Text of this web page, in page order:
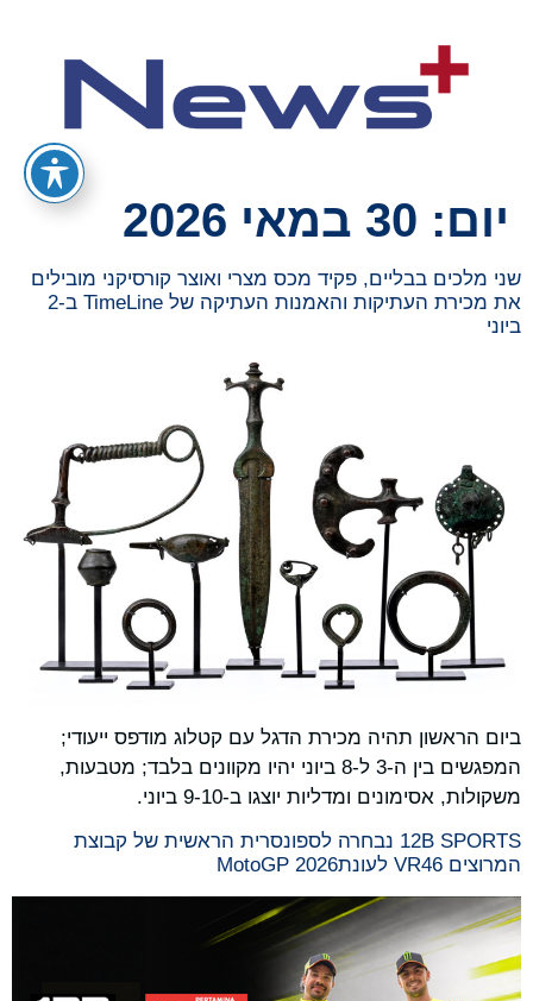
יום: 30 במאי 2026
שני מלכים בבליים, פקיד מכס מצרי ואוצר קורסיקני מובילים
את מכירת העתיקות והאמנות העתיקה של TimeLine ב-2
ביוני
ביום הראשון תהיה מכירת הדגל עם קטלוג מודפס ייעודי;
המפגשים בין ה-3 ל-8 ביוני יהיו מקוונים בלבד; מטבעות,
משקולות, אסימונים ומדליות יוצגו ב-9-10 ביוני.
12B SPORTS נבחרה לספונסרית הראשית של קבוצת
המרוצים VR46 לעונתMotoGP 2026